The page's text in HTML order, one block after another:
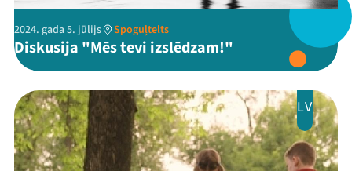
2024. gada 5. jūlijs Spoguļtelts
Diskusija "Mēs tevi izslēdzam!"
LV